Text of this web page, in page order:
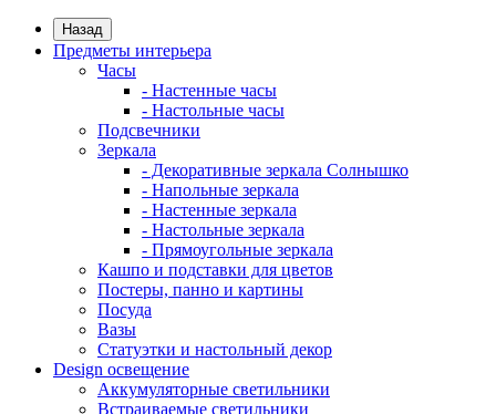
Назад
Предметы интерьера
Часы
- Настенные часы
- Настольные часы
Подсвечники
Зеркала
- Декоративные зеркала Солнышко
- Напольные зеркала
- Настенные зеркала
- Настольные зеркала
- Прямоугольные зеркала
Кашпо и подставки для цветов
Постеры, панно и картины
Посуда
Вазы
Статуэтки и настольный декор
Design освещение
Аккумуляторные светильники
Встраиваемые светильники